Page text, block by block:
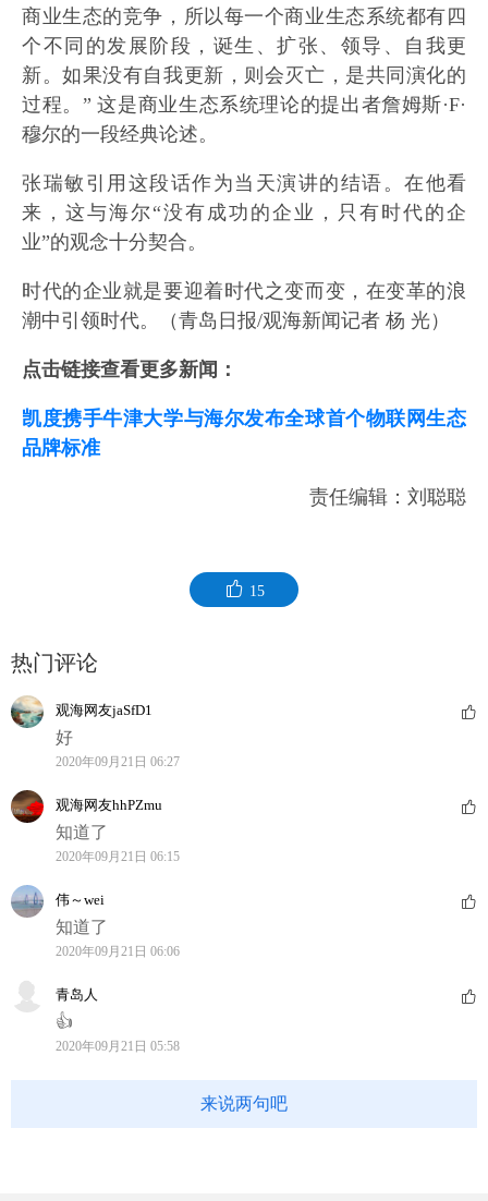
商业生态的竞争，所以每一个商业生态系统都有四
个不同的发展阶段，诞生、扩张、领导、自我更
新。如果没有自我更新，则会灭亡，是共同演化的
过程。” 这是商业生态系统理论的提出者詹姆斯·F·
穆尔的一段经典论述。
张瑞敏引用这段话作为当天演讲的结语。在他看
来，这与海尔“没有成功的企业，只有时代的企
业”的观念十分契合。
时代的企业就是要迎着时代之变而变，在变革的浪
潮中引领时代。（青岛日报/观海新闻记者 杨 光）
点击链接查看更多新闻：
凯度携手牛津大学与海尔发布全球首个物联网生态
品牌标准
责任编辑：刘聪聪
15
热门评论
观海网友jaSfD1
好
2020年09月21日 06:27
观海网友hhPZmu
知道了
2020年09月21日 06:15
伟～wei
知道了
2020年09月21日 06:06
青岛人
👍
2020年09月21日 05:58
来说两句吧